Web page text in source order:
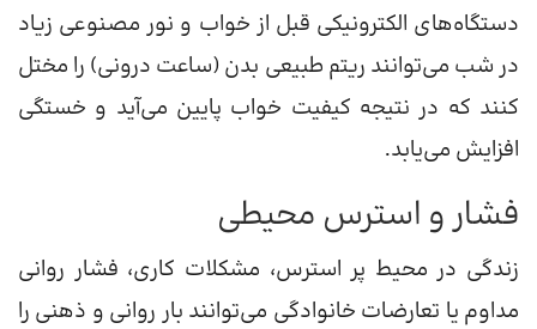
دستگاه‌های الکترونیکی قبل از خواب و نور مصنوعی زیاد
در شب می‌توانند ریتم طبیعی بدن (ساعت درونی) را مختل
کنند که در نتیجه کیفیت خواب پایین می‌آید و خستگی
افزایش می‌یابد.
فشار و استرس محیطی
زندگی در محیط پر استرس، مشکلات کاری، فشار روانی
مداوم یا تعارضات خانوادگی می‌توانند بار روانی و ذهنی را